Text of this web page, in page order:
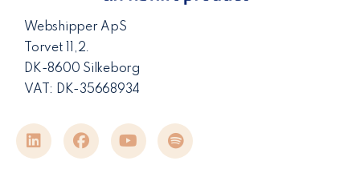
Webshipper ApS
Torvet 11,2.
DK-8600 Silkeborg
VAT: DK-35668934